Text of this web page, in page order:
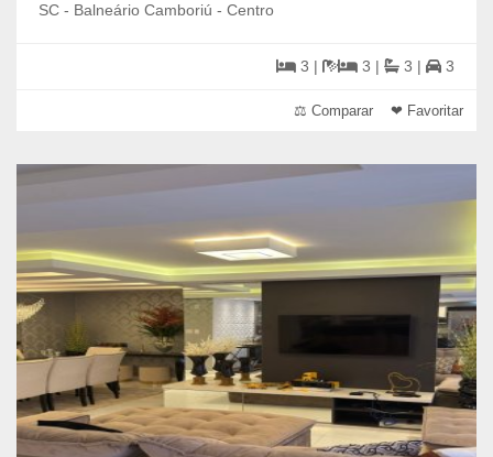
SC - Balneário Camboriú - Centro
3 | 3 | 3 | 3
⚖ Comparar ❤ Favoritar